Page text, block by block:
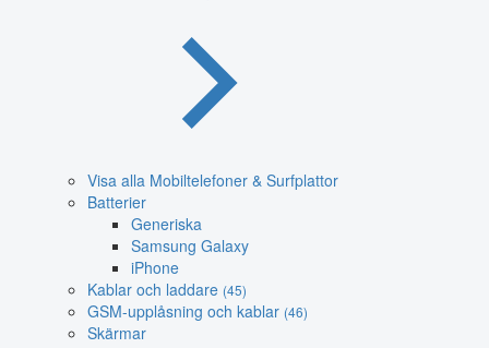
Visa alla Mobiltelefoner & Surfplattor
Batterier
Generiska
Samsung Galaxy
iPhone
Kablar och laddare (45)
GSM-upplåsning och kablar (46)
Skärmar